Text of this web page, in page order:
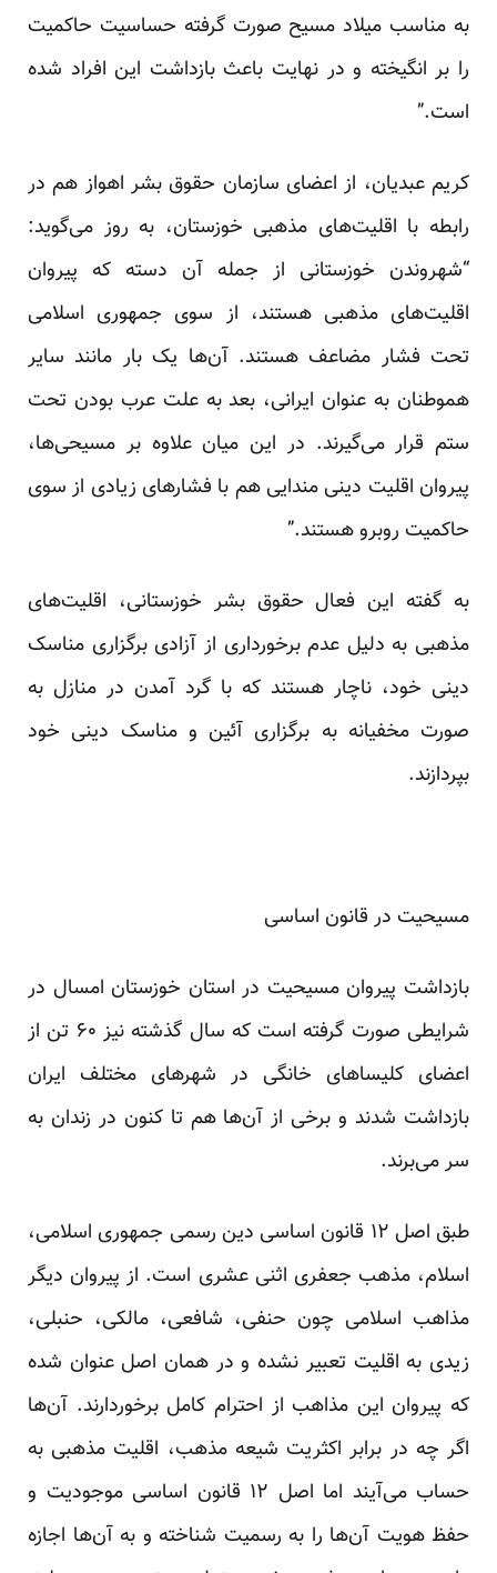
به مناسب میلاد مسیح صورت گرفته حساسیت حاکمیت
را بر انگیخته و در ‌‌نهایت باعث بازداشت این افراد شده
است.”
کریم عبدیان، از اعضای سازمان حقوق بشر اهواز هم در
رابطه با اقلیت‌های مذهبی خوزستان، به روز می‌گوید:
“شهروندن خوزستانی از جمله آن دسته که پیروان
اقلیت‌های مذهبی هستند، از سوی جمهوری اسلامی
تحت فشار مضاعف هستند. آن‌ها یک بار مانند سایر
هموطنان به عنوان ایرانی، بعد به علت عرب بودن تحت
ستم قرار می‌گیرند. در این میان علاوه بر مسیحی‌ها،
پیروان اقلیت دینی مندایی هم با فشارهای زیادی از سوی
حاکمیت روبرو هستند.”
به گفته این فعال حقوق بشر خوزستانی، اقلیت‌های
مذهبی به دلیل عدم برخورداری از آزادی برگزاری مناسک
دینی خود، ناچار هستند که با گرد آمدن در منازل به
صورت مخفیانه به برگزاری آئین و مناسک دینی خود
بپردازند.
مسیحیت در قانون اساسی
بازداشت پیروان مسیحیت در استان خوزستان امسال در
شرایطی صورت گرفته است که سال گذشته نیز ۶۰ تن از
اعضای کلیساهای خانگی در شهرهای مختلف ایران
بازداشت شدند و برخی از آن‌ها هم تا کنون در زندان به
سر می‌برند.
طبق اصل ۱۲ قانون اساسی دین رسمی جمهوری اسلامی،
اسلام، مذهب جعفری اثنی عشری است. از پیروان دیگر
مذاهب اسلامی چون حنفی، شافعی، مالکی، حنبلی،
زیدی به اقلیت تعبیر نشده و در‌‌ همان اصل عنوان شده
که پیروان این مذاهب از احترام کامل برخوردارند. آن‌ها
اگر چه در برابر اکثریت شیعه مذهب، اقلیت مذهبی به
حساب می‌آیند اما اصل ۱۲ قانون اساسی موجودیت و
حفظ هویت آن‌ها را به رسمیت شناخته و به آن‌ها اجازه